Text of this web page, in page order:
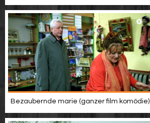
Bezaubernde marie (ganzer film komödie)